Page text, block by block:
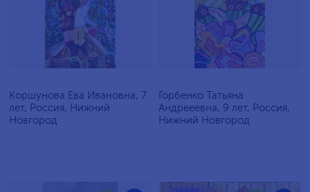
Коршунова Ева Ивановна, 7
лет, Россия, Нижний
Новгород
Горбенко Татьяна
Андрееевна, 9 лет, Россия,
Нижний Новгород